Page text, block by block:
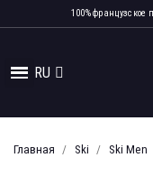
100%
RU
Главная Ski Ski Men